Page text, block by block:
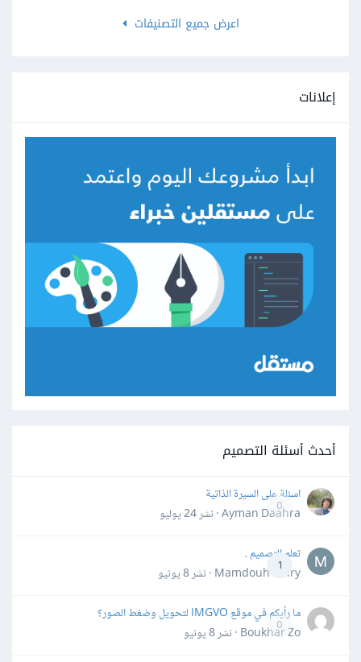
اعرض جميع التصنيفات
إعلانات
أحدث أسئلة التصميم
0
اسئلة على السيرة الذاتية
Ayman Daahra · نشر
24 يوليو
1
تعلم التصميم .
Mamdouh Khiry · نشر
8 يونيو
0
ما رأيكم في موقع IMGVO لتحويل وضغط الصور؟
Boukhar Zo · نشر
8 يونيو